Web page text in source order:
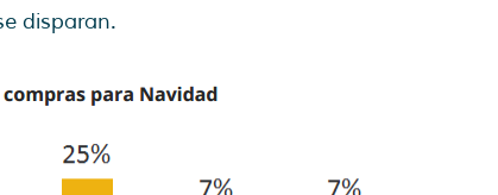
disparan.